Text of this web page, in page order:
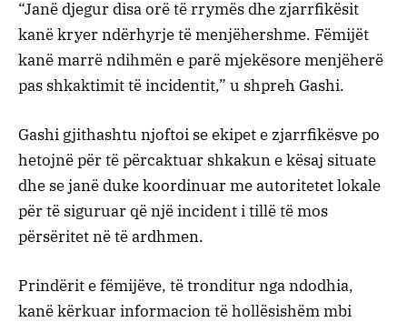
“Janë djegur disa orë të rrymës dhe zjarrfikësit
kanë kryer ndërhyrje të menjëhershme. Fëmijët
kanë marrë ndihmën e parë mjekësore menjëherë
pas shkaktimit të incidentit,” u shpreh Gashi.
Gashi gjithashtu njoftoi se ekipet e zjarrfikësve po
hetojnë për të përcaktuar shkakun e kësaj situate
dhe se janë duke koordinuar me autoritetet lokale
për të siguruar që një incident i tillë të mos
përsëritet në të ardhmen.
Prindërit e fëmijëve, të tronditur nga ndodhia,
kanë kërkuar informacion të hollësishëm mbi